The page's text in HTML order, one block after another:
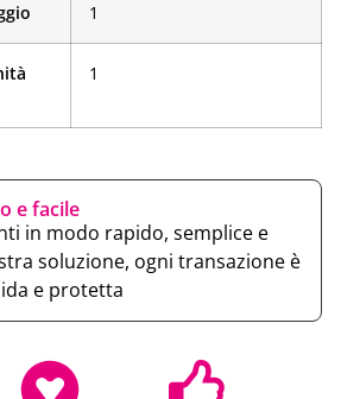
1
1
e facile
in modo rapido, semplice e
soluzione, ogni transazione è
e protetta